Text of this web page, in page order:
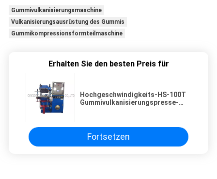
Gummivulkanisierungsmaschine
Vulkanisierungsausrüstung des Gummis
Gummikompressionsformteilmaschine
Erhalten Sie den besten Preis für
Hochgeschwindigkeits-HS-100T
Gummivulkanisierungspresse-
Fortsetzen